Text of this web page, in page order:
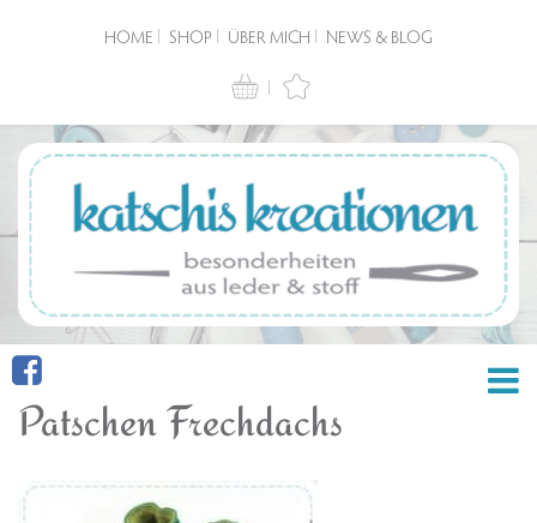
HOME SHOP ÜBER MICH NEWS & BLOG
Patschen Frechdachs